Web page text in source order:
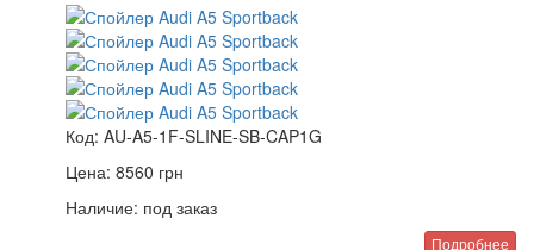
Код: AU-A5-1F-SLINE-SB-CAP1G
Цена: 8560 грн
Наличие: под заказ
Подробнее